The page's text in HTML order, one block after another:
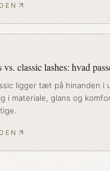
vs. classic lashes: hvad
ligger tæt på hinanden i
i materiale, glans og